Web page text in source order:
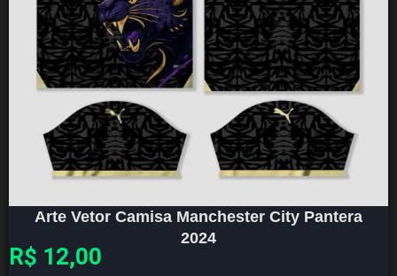
Arte Vetor Camisa Manchester City Pantera
2024
R$ 12,00